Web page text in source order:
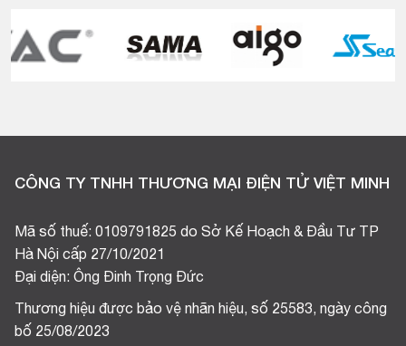
CÔNG TY TNHH THƯƠNG MẠI ĐIỆN TỬ VIỆT MINH
Mã số thuế: 0109791825 do Sở Kế Hoạch & Đầu Tư TP
Hà Nội cấp 27/10/2021
Đại diện: Ông Đinh Trọng Đức
Thương hiệu được bảo vệ nhãn hiệu, số 25583, ngày công
bố 25/08/2023